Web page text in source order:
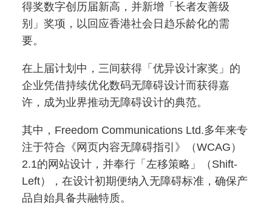
得奖数字创历届新高，并新增「长者友善级
别」奖项，以回应香港社会日趋乐龄化的需
要。
在上届计划中，三间获得「优异设计家奖」的
企业凭借持续优化数码无障碍设计而获得嘉
许，成为业界推动无障碍设计的典范。
其中，Freedom Communications Ltd.多年来专
注于符合《网页内容无障碍指引》（WCAG）
2.1的网站设计，并奉行「左移策略」（Shift-
Left），在设计初期便纳入无障碍标准，确保产
品自始具备共融特质。